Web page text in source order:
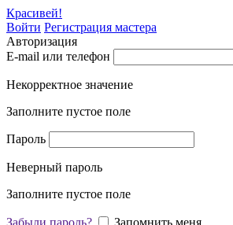
Красивей!
Войти Регистрация мастера
Авторизация
E-mail или телефон
Некорректное значение
Заполните пустое поле
Пароль
Неверный пароль
Заполните пустое поле
Забыли пароль? Запомнить меня